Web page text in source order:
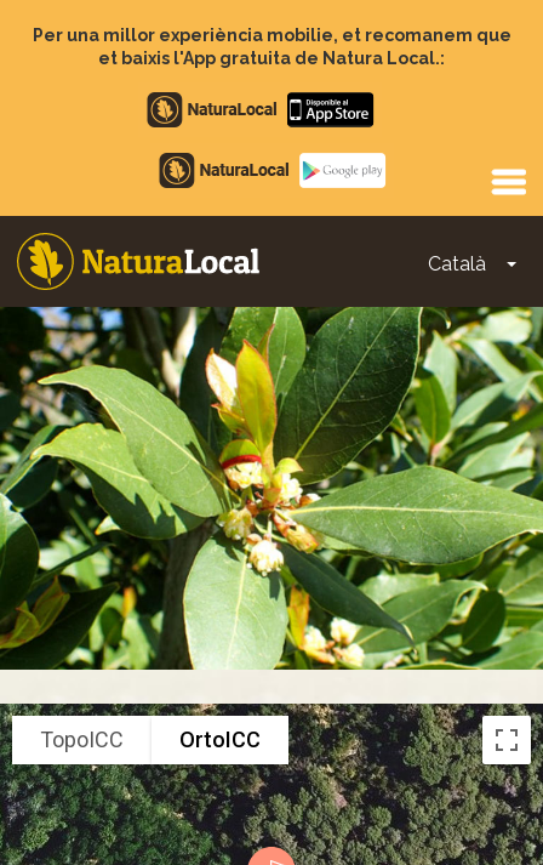
Per una millor experiència mobilie, et recomanem que
et baixis l'App gratuita de Natura Local.:
Apple
store
Google
Play
Català
Main
navigation
TopoICC OrtoICC